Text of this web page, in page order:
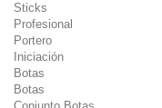
Sticks
Profesional
Portero
Iniciación
Botas
Botas